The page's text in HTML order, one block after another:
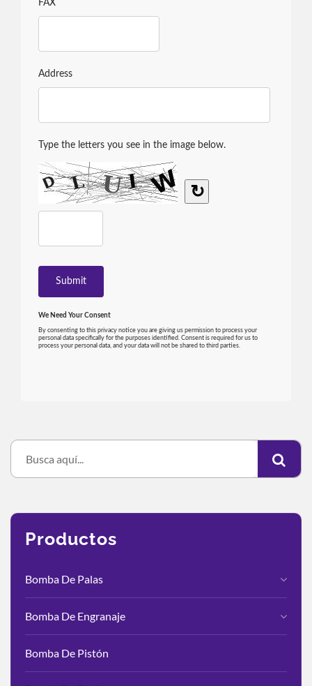
Productos
Bomba De Palas
Bomba De Engranaje
Bomba De Pistón